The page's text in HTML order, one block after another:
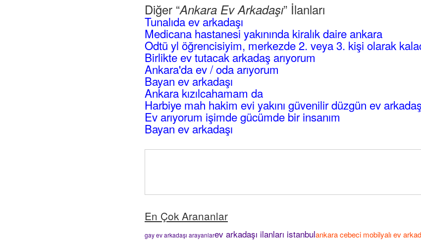
Diğer “Ankara Ev Arkadaşı” İlanları
Tunalıda ev arkadaşı
Medicana hastanesi yakınında kiralık daire ankara
Odtü yl öğrencisiyim, merkezde 2. veya 3. kişi olarak
Birlikte ev tutacak arkadaş arıyorum
Ankara'da ev / oda arıyorum
Bayan ev arkadaşı
Ankara kızılcahamam da
Harbiye mah hakim evi yakını güvenilir düzgün ev
Ev arıyorum işimde gücümde bir insanım
Bayan ev arkadaşı
En Çok Arananlar
gay ev arkadaşı arayanlarev arkadaşı ilanları istanbulankara cebeci mobilyalı ev